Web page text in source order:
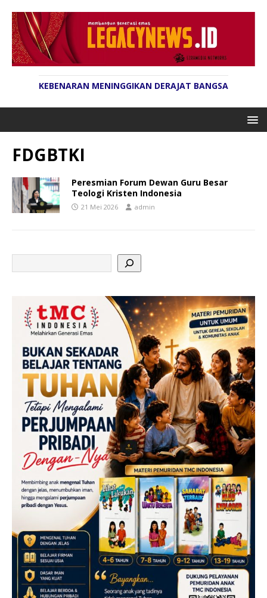
KEBENARAN MENINGGIKAN DERAJAT BANGSA
FDGBTKI
Peresmian Forum Dewan Guru Besar
Teologi Kristen Indonesia
21 Mei 2026 admin